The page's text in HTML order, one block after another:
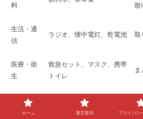
料
散
生活・通
信
ラジオ、懐中電灯、乾電池 取
医療・衛
生
救急セット、マスク、携帯
トイレ
ま
防寒・貴
重品
防寒具、軍手、貴重品コピ
ホーム 運営案内 プライバシ